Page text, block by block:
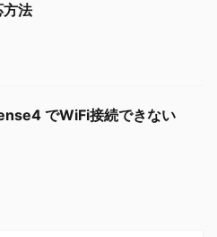
方法
でWiFi接続できない